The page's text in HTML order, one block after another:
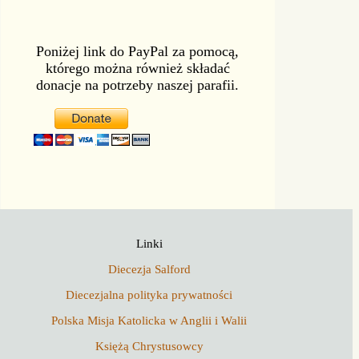
Poniżej link do PayPal za pomocą,
którego można również składać
donacje na potrzeby naszej parafii.
Linki
Diecezja Salford
Diecezjalna polityka prywatności
Polska Misja Katolicka w Anglii i Walii
Księżą Chrystusowcy